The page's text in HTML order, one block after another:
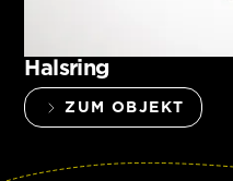
Halsring
ZUM OBJEKT